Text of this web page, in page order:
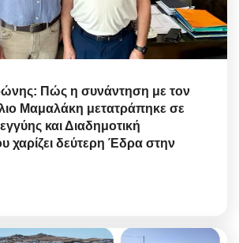
Πώς η συνάντηση με τον
Μαμαλάκη μετατράπηκε σε
και Διαδημοτική
χαρίζει δεύτερη Έδρα στην